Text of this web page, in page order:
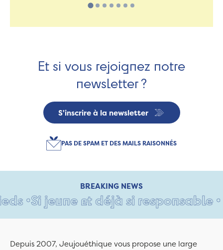
Et si vous rejoignez notre
newsletter ?
S'inscrire à la newsletter
PAS DE SPAM ET DES MAILS RAISONNÉS
BREAKING NEWS
•Si jeune et déjà si responsable •
Depuis 2007, Jeujouéthique vous propose une large